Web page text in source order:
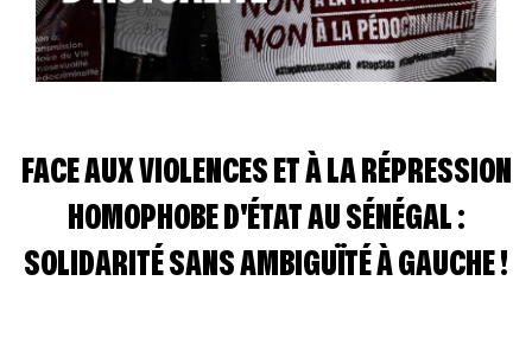
FACE AUX VIOLENCES ET À LA RÉPRESSION
HOMOPHOBE D'ÉTAT AU SÉNÉGAL :
SOLIDARITÉ SANS AMBIGUÏTÉ À GAUCHE !